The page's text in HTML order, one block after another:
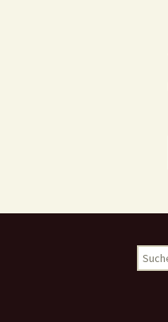
Suchen
nach: